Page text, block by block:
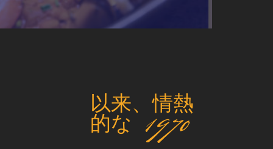
以来、情熱
的な 1970